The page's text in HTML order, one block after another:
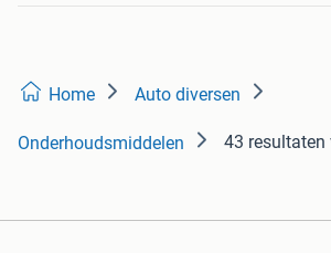
Home Auto diversen
Onderhoudsmiddelen 43 resultaten